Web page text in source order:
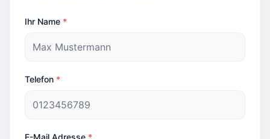
Ihr Name *
Telefon *
E-Mail Adresse *